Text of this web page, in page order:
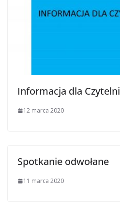
Informacja dla
12 marca 2020
Spotkanie odwołane
11 marca 2020